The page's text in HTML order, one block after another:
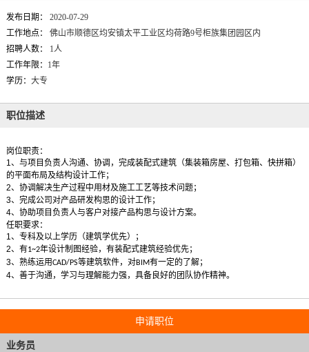
发布日期：
2020-07-29
工作地点：
佛山市顺德区均安镇太平工业区均荷路9号柜族集团园区内
招聘人数：
1人
工作年限： 1年
学历： 大专
职位描述
岗位职责：
1、与项目负责人沟通、协调，完成装配式建筑（集装箱房屋、打包箱、快拼箱）
的平面布局及结构设计工作；
2、协调解决生产过程中用材及施工工艺等技术问题；
3、完成公司对产品研发构思的设计工作；
4、协助项目负责人与客户对接产品构思与设计方案。
任职要求：
1、专科及以上学历（建筑学优先）；
2、有1~2年设计制图经验，有装配式建筑经验优先；
3、熟练运用CAD/PS等建筑软件，对BIM有一定的了解；
4、善于沟通，学习与理解能力强，具备良好的团队协作精神。
申请职位
业务员